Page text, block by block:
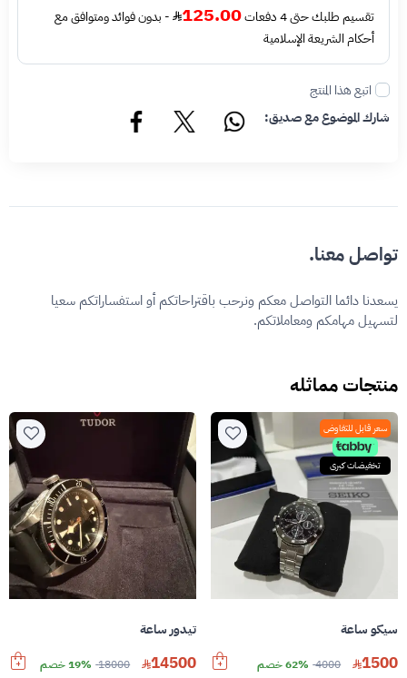
تقسيم طلبك حتى 4 دفعات 125.00
- بدون فوائد ومتوافق مع
أحكام الشريعة الإسلامية
اتبع هذا المنتج
شارك الموضوع مع صديق:
تواصل معنا.
يسعدنا دائما التواصل معكم ونرحب باقتراحاتكم أو استفساراتكم سعيا
لتسهيل مهامكم ومعاملاتكم.
منتجات مماثله
سعر قابل للتفاوض
تخفيضات كبرى
سيكو ساعة
1500
4000 62% خصم
تيدور ساعة
14500
18000 19% خصم